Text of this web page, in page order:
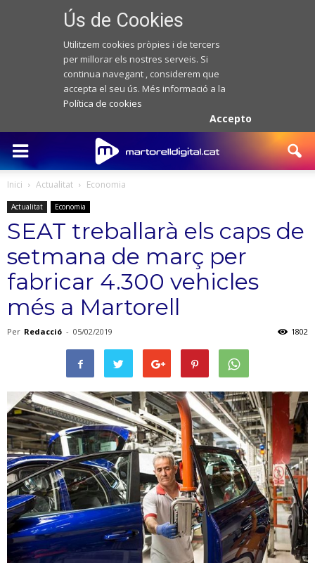
Ús de Cookies
Utilitzem cookies pròpies i de tercers
per millorar els nostres serveis. Si
continua navegant , considerem que
accepta el seu ús. Més informació a la
Política de cookies
Accepto
Inici Actualitat Economia
Actualitat Economia
SEAT treballarà els caps de
setmana de març per
fabricar 4.300 vehicles
més a Martorell
Per Redacció - 05/02/2019 1802